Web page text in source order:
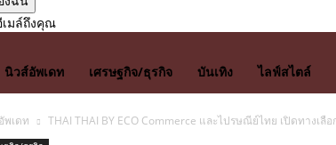
มล์ถึงคุณ
นิวส์อัพเดท เศรษฐกิจ/ธุรกิจ บันเทิง ไลฟ์สไตล์
พเดท THAI THAI BY ECO Commerce และไปรษณีย์ไทย เปิดทางเ